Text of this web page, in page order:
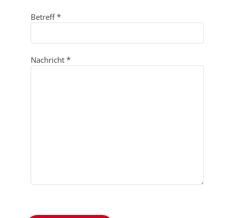
Betreff*
Nachricht *